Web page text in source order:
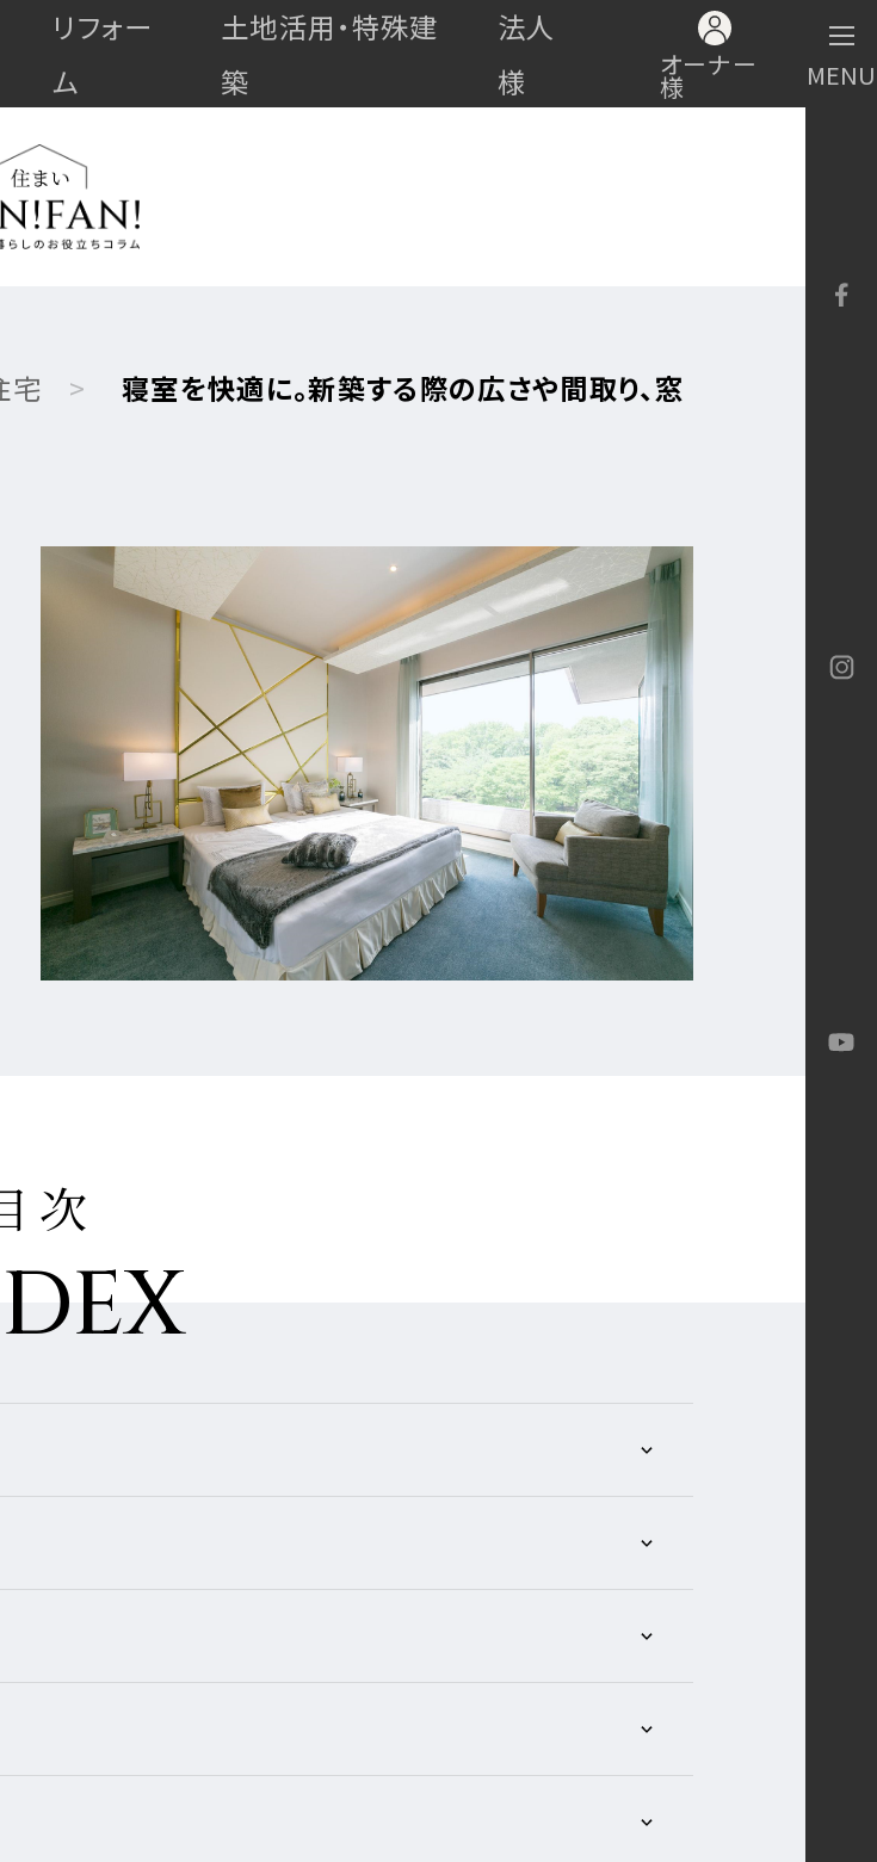
注
文
住
宅
自
計
注
文
住
宅
企
計
注
文
住
宅
構法
注文
住宅
省
ネ
ル
ギ
ー・
長
寿
命
ツーバイネクスト構法
館
調
シ
ス
テ
ム
エアロテック
ル
ギ
ー
住
宅
ZEH
災
対
策
住
宅
リフォー
ム
シ
ン
リ
フ
ォ
ー
ム
Re Dia
リ
ォ
ー
ム
ブ
ラ
ン
ド
Re Gran
館
調
シ
ス
テ
ム
エアロテック
土地活用・特殊建
築
館
調
シ
ス
テ
ム
エアロテック
ル
ギ
ー
住
宅
ZEH-M
法人
様
オーナー
様 MENU
宅
寝室を快適に。新築する際の広さや間取り、窓
次